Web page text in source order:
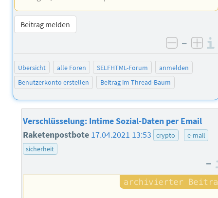
Beitrag melden
negativ
–
Übersicht alle Foren SELFHTML-Forum
anmelden
Benutzerkonto erstellen
Beitrag im Thread-Baum
Verschlüsselung: Intime Sozial-Daten per Email
Raketenpostbote 17.04.2021 13:53 crypto
e-mail
sicherheit
–